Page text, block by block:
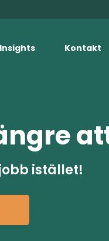
Insights Kontakt
istället!